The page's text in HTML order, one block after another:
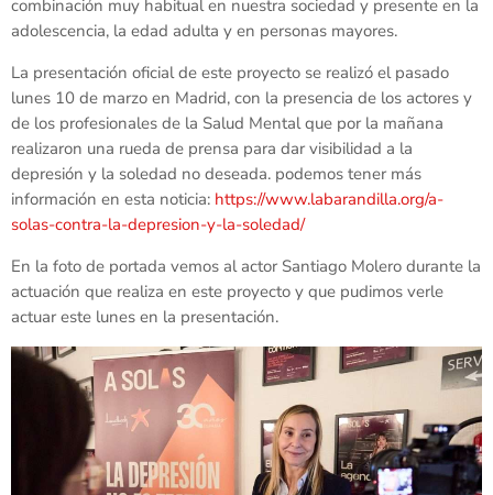
combinación muy habitual en nuestra sociedad y presente en la
adolescencia, la edad adulta y en personas mayores.
La presentación oficial de este proyecto se realizó el pasado
lunes 10 de marzo en Madrid, con la presencia de los actores y
de los profesionales de la Salud Mental que por la mañana
realizaron una rueda de prensa para dar visibilidad a la
depresión y la soledad no deseada. podemos tener más
información en esta noticia: https://www.labarandilla.org/a-
solas-contra-la-depresion-y-la-soledad/
En la foto de portada vemos al actor Santiago Molero durante la
actuación que realiza en este proyecto y que pudimos verle
actuar este lunes en la presentación.